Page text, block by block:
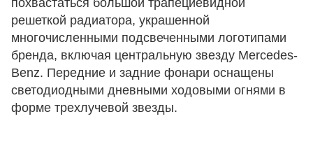
похвастаться большой трапециевидной
решеткой радиатора, украшенной
многочисленными подсвеченными логотипами
бренда, включая центральную звезду Mercedes-
Benz. Передние и задние фонари оснащены
светодиодными дневными ходовыми огнями в
форме трехлучевой звезды.